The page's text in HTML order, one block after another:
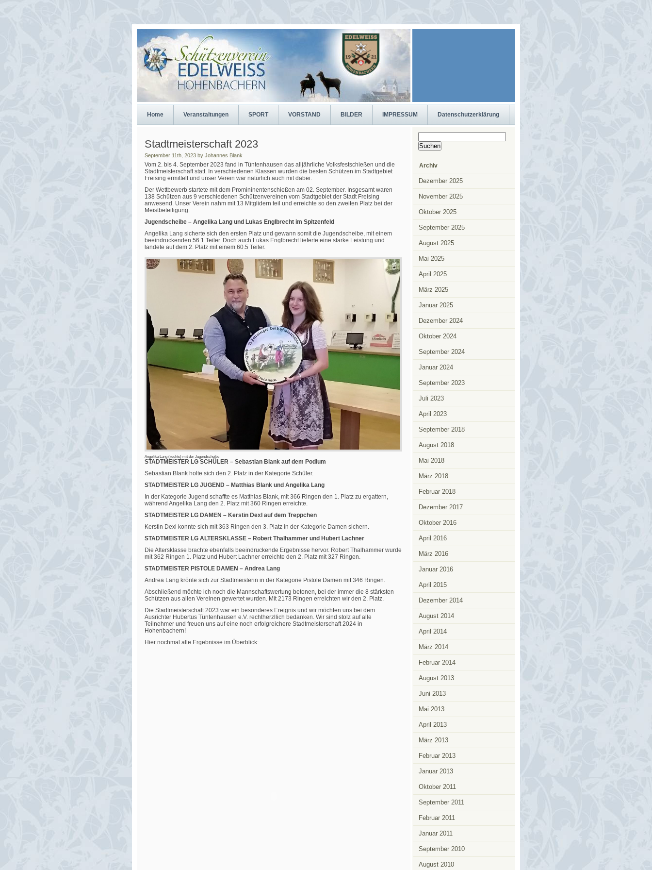
Home Veranstaltungen SPORT VORSTAND BILDER IMPRESSUM Datenschutzerklärung
Stadtmeisterschaft 2023
September 11th, 2023 by Johannes Blank
Vom 2. bis 4. September 2023 fand in Tüntenhausen das alljährliche Volksfestschießen und die
Stadtmeisterschaft statt. In verschiedenen Klassen wurden die besten Schützen im Stadtgebiet
Freising ermittelt und unser Verein war natürlich auch mit dabei.
Der Wettbewerb startete mit dem Promininentenschießen am 02. September. Insgesamt waren
138 Schützen aus 9 verschiedenen Schützenvereinen vom Stadtgebiet der Stadt Freising
anwesend. Unser Verein nahm mit 13 Mitglidern teil und erreichte so den zweiten Platz bei der
Meistbeteiligung.
Jugendscheibe – Angelika Lang und Lukas Englbrecht im Spitzenfeld
Angelika Lang sicherte sich den ersten Platz und gewann somit die Jugendscheibe, mit einem
beeindruckenden 56.1 Teiler. Doch auch Lukas Englbrecht lieferte eine starke Leistung und
landete auf dem 2. Platz mit einem 60.5 Teiler.
Angelika Lang (rechts) mit der Jugendscheibe
STADTMEISTER LG SCHÜLER – Sebastian Blank auf dem Podium
Sebastian Blank holte sich den 2. Platz in der Kategorie Schüler.
STADTMEISTER LG JUGEND – Matthias Blank und Angelika Lang
In der Kategorie Jugend schaffte es Matthias Blank, mit 366 Ringen den 1. Platz zu ergattern,
während Angelika Lang den 2. Platz mit 360 Ringen erreichte.
STADTMEISTER LG DAMEN – Kerstin Dexl auf dem Treppchen
Kerstin Dexl konnte sich mit 363 Ringen den 3. Platz in der Kategorie Damen sichern.
STADTMEISTER LG ALTERSKLASSE – Robert Thalhammer und Hubert Lachner
Die Altersklasse brachte ebenfalls beeindruckende Ergebnisse hervor. Robert Thalhammer wurde
mit 362 Ringen 1. Platz und Hubert Lachner erreichte den 2. Platz mit 327 Ringen.
STADTMEISTER PISTOLE DAMEN – Andrea Lang
Andrea Lang krönte sich zur Stadtmeisterin in der Kategorie Pistole Damen mit 346 Ringen.
Abschließend möchte ich noch die Mannschaftswertung betonen, bei der immer die 8 stärksten
Schützen aus allen Vereinen gewertet wurden. Mit 2173 Ringen erreichten wir den 2. Platz.
Die Stadtmeisterschaft 2023 war ein besonderes Ereignis und wir möchten uns bei dem
Ausrichter Hubertus Tüntenhausen e.V. rechtherzllich bedanken. Wir sind stolz auf alle
Teilnehmer und freuen uns auf eine noch erfolgreichere Stadtmeisterschaft 2024 in
Hohenbachern!
Hier nochmal alle Ergebnisse im Überblick:
Suchen
nach:
Archiv
Dezember 2025
November 2025
Oktober 2025
September 2025
August 2025
Mai 2025
April 2025
März 2025
Januar 2025
Dezember 2024
Oktober 2024
September 2024
Januar 2024
September 2023
Juli 2023
April 2023
September 2018
August 2018
Mai 2018
März 2018
Februar 2018
Dezember 2017
Oktober 2016
April 2016
März 2016
Januar 2016
April 2015
Dezember 2014
August 2014
April 2014
März 2014
Februar 2014
August 2013
Juni 2013
Mai 2013
April 2013
März 2013
Februar 2013
Januar 2013
Oktober 2011
September 2011
Februar 2011
Januar 2011
September 2010
August 2010